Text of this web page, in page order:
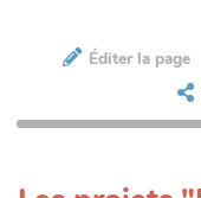
Éditer la page